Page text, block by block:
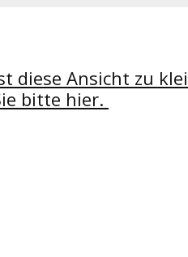
diese Ansicht zu
bitte hier.